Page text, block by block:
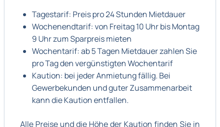
Tagestarif: Preis pro 24 Stunden Mietdauer
Wochenendtarif: von Freitag 10 Uhr bis Montag
9 Uhr zum Sparpreis mieten
Wochentarif: ab 5 Tagen Mietdauer zahlen Sie
pro Tag den vergünstigten Wochentarif
Kaution: bei jeder Anmietung fällig. Bei
Gewerbekunden und guter Zusammenarbeit
kann die Kaution entfallen.
Alle Preise und die Höhe der Kaution finden Sie in